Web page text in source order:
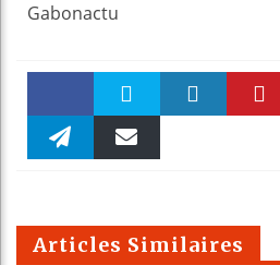
Gabonactu
Faceboo Twitter
m
Articles Similaires